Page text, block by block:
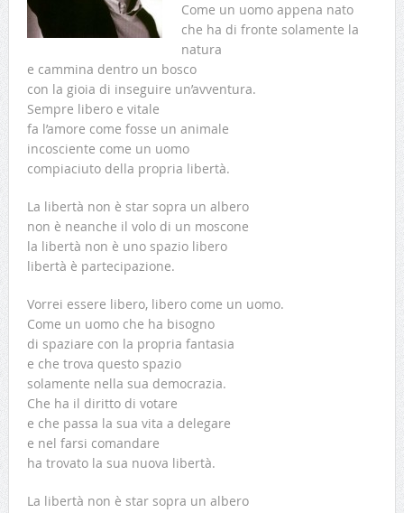
Come un uomo appena nato
che ha di fronte solamente la
natura
e cammina dentro un bosco
con la gioia di inseguire un’avventura.
Sempre libero e vitale
fa l’amore come fosse un animale
incosciente come un uomo
compiaciuto della propria libertà.
La libertà non è star sopra un albero
non è neanche il volo di un moscone
la libertà non è uno spazio libero
libertà è partecipazione.
Vorrei essere libero, libero come un uomo.
Come un uomo che ha bisogno
di spaziare con la propria fantasia
e che trova questo spazio
solamente nella sua democrazia.
Che ha il diritto di votare
e che passa la sua vita a delegare
e nel farsi comandare
ha trovato la sua nuova libertà.
La libertà non è star sopra un albero